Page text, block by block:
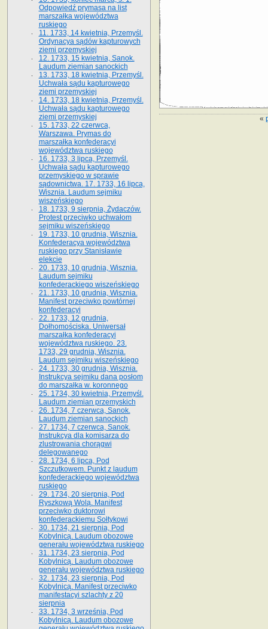
«
Odpowiedź prymasa na list
marszałka województwa
ruskiego
11. 1733, 14 kwietnia, Przemyśl.
Ordynacya sądów kapturowych
ziemi przemyskiej
12. 1733, 15 kwietnia, Sanok.
Laudum ziemian sanockich
13. 1733, 18 kwietnia, Przemyśl.
Uchwała sądu kapturowego
ziemi przemyskiej
14. 1733, 18 kwietnia, Przemyśl.
Uchwała sądu kapturowego
ziemi przemyskiej
15. 1733, 22 czerwca,
Warszawa. Prymas do
marszałka konfederacyi
województwa ruskiego
16. 1733, 3 lipca, Przemyśl.
Uchwała sądu kapturowego
przemyskiego w sprawie
sądownictwa. 17. 1733, 16 lipca,
Wisznia. Laudum sejmiku
wiszeńskiego
18. 1733, 9 sierpnia, Żydaczów.
Protest przeciwko uchwałom
sejmiku wiszeńskiego
19. 1733, 10 grudnia, Wisznia.
Konfederacya województwa
ruskiego przy Stanisławie
elekcie
20. 1733, 10 grudnia, Wisznia.
Laudum sejmiku
konfederackiego wiszeńskiego
21. 1733, 10 grudnia, Wisznia.
Manifest przeciwko powtórnej
konfederacyi
22. 1733, 12 grudnia,
Dołhomościska. Uniwersał
marszałka konfederacyi
województwa ruskiego. 23.
1733, 29 grudnia, Wisznia.
Laudum sejmiku wiszeńskiego
24. 1733, 30 grudnia, Wisznia.
Instrukcya sejmiku dana posłom
do marszałka w. koronnego
25. 1734, 30 kwietnia, Przemyśl.
Laudum ziemian przemyskich
26. 1734, 7 czerwca, Sanok.
Laudum ziemian sanockich
27. 1734, 7 czerwca, Sanok.
Instrukcya dla komisarza do
zlustrowania chorągwi
delegowanego
28. 1734, 6 lipca, Pod
Szczutkowem. Punkt z laudum
konfederackiego województwa
ruskiego
29. 1734, 20 sierpnia, Pod
Ryszkową Wolą. Manifest
przeciwko duktorowi
konfederackiemu Sołtykowi
30. 1734, 21 sierpnia, Pod
Kobylnicą. Laudum obozowe
generału województwa ruskiego
31. 1734, 23 sierpnia, Pod
Kobylnicą. Laudum obozowe
generału województwa ruskiego
32. 1734, 23 sierpnia, Pod
Kobylnicą. Manifest przeciwko
manifestacyi szlachty z 20
sierpnia
33. 1734, 3 września, Pod
Kobylnicą. Laudum obozowe